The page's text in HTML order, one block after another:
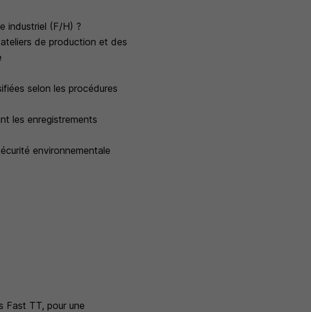
industriel (F/H) ?
de production et des
selon les procédures
les enregistrements
environnementale
Fast TT, pour une